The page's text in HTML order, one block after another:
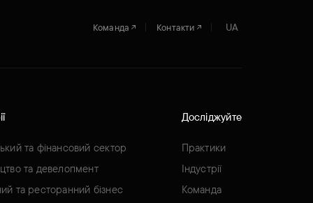
Команда Контакти UA
та фінансовий сектор
та девелопмент
та ресторанний бізнес
Досліджуйте
Практики
Індустрії
Команда